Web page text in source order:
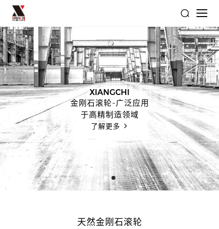
XIANGCHI
金刚石滚轮-广泛应用
于高精制造领域
了解更多
天然金刚石滚轮